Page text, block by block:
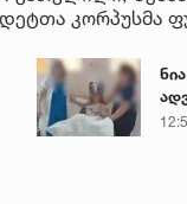
კორპუსმა